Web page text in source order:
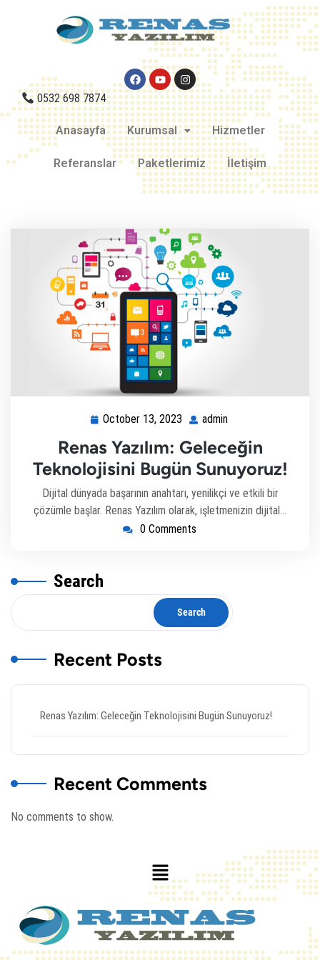
0532 698 7874
Anasayfa Kurumsal Hizmetler
Referanslar Paketlerimiz İletişim
October 13, 2023 admin
Renas Yazılım: Geleceğin
Teknolojisini Bugün Sunuyoruz!
Dijital dünyada başarının anahtarı, yenilikçi ve etkili bir
çözümle başlar. Renas Yazılım olarak, işletmenizin dijital…
0 Comments
Search
Search
Recent Posts
Renas Yazılım: Geleceğin Teknolojisini Bugün Sunuyoruz!
Recent Comments
No comments to show.